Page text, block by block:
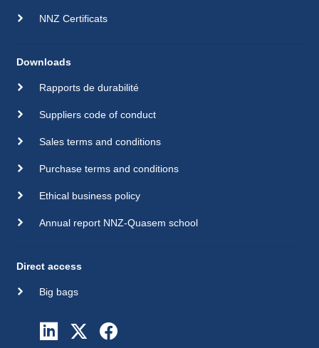
NNZ Certificats
Downloads
Rapports de durabilité
Suppliers code of conduct
Sales terms and conditions
Purchase terms and conditions
Ethical business policy
Annual report NNZ-Quasem school
Direct access
Big bags